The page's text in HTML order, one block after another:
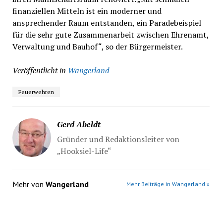
finanziellen Mitteln ist ein moderner und
ansprechender Raum entstanden, ein Paradebeispiel
für die sehr gute Zusammenarbeit zwischen Ehrenamt,
Verwaltung und Bauhof“, so der Bürgermeister.
Veröffentlicht in Wangerland
Feuerwehren
Gerd Abeldt
Gründer und Redaktionsleiter von
„Hooksiel-Life“
Mehr von Wangerland Mehr Beiträge in Wangerland »